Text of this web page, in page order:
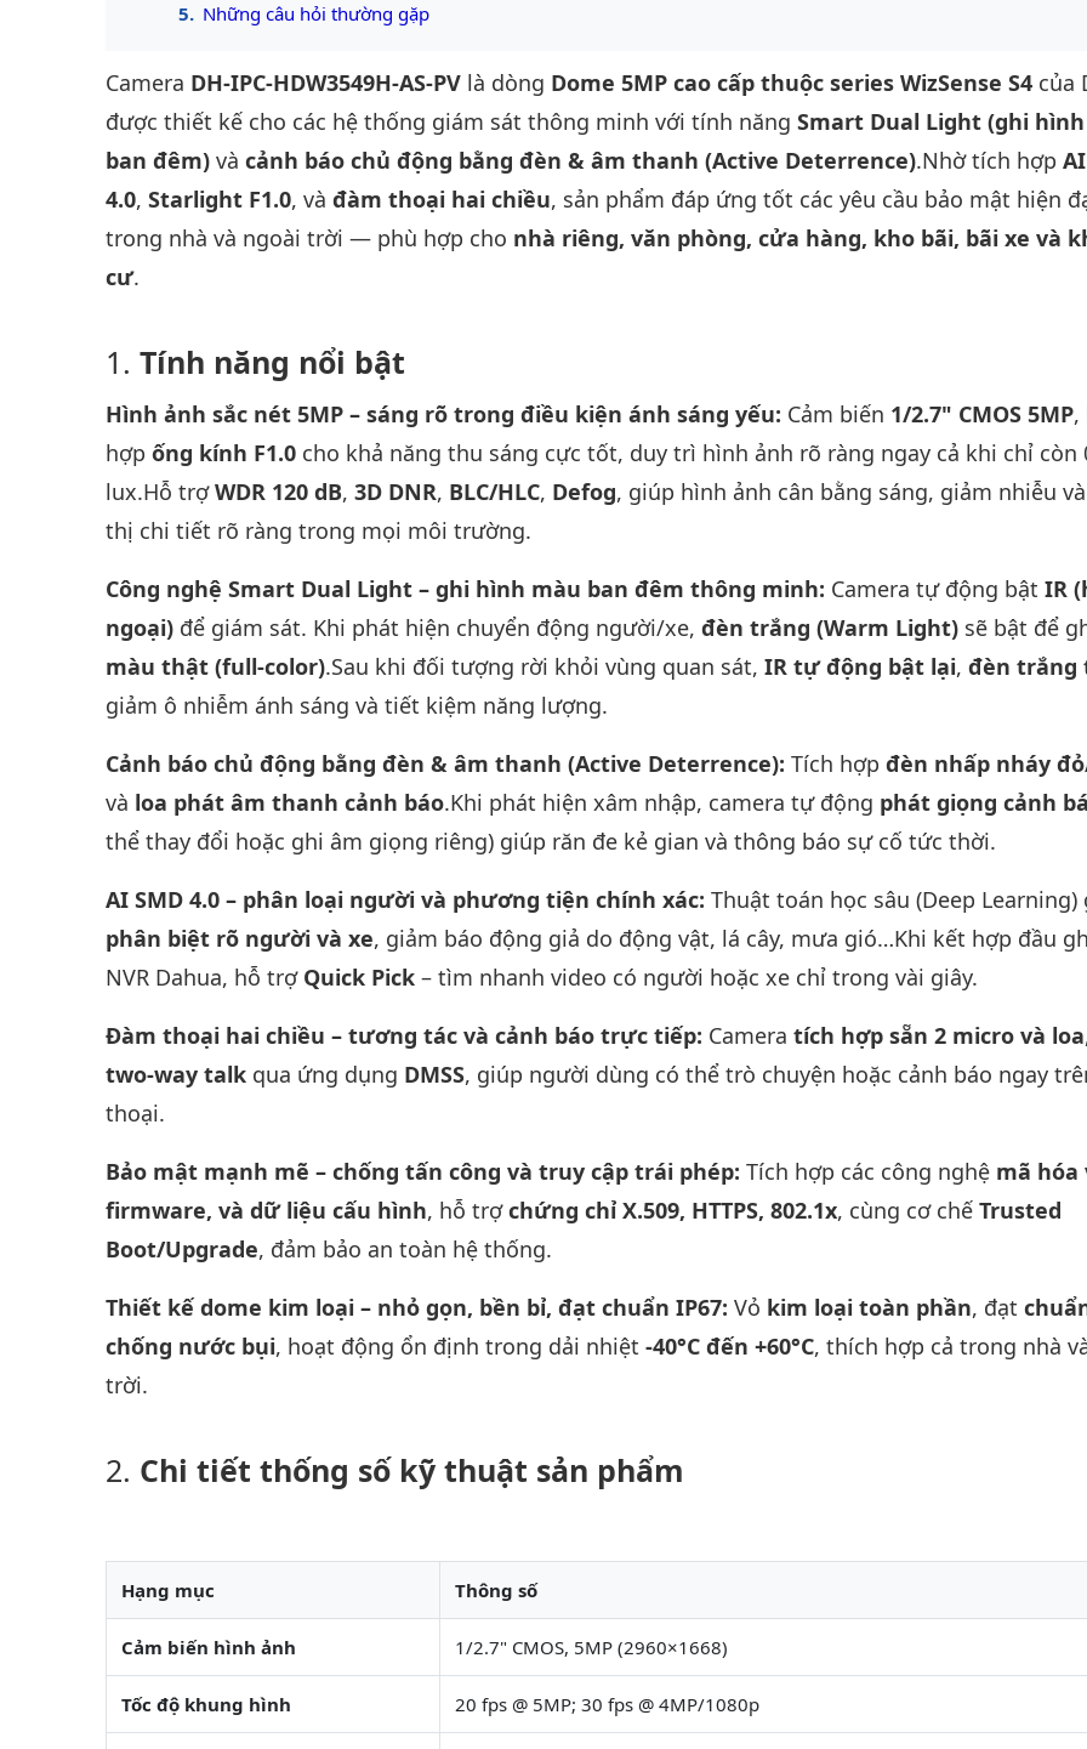
Những câu hỏi thường gặp
Camera DH-IPC-HDW3549H-AS-PV là dòng Dome 5MP cao cấp thuộc series WizSense S4 của
được thiết kế cho các hệ thống giám sát thông minh với tính năng Smart Dual Light (ghi
ban đêm) và cảnh báo chủ động bằng đèn & âm thanh (Active Deterrence).Nhờ tích hợp
4.0, Starlight F1.0, và đàm thoại hai chiều, sản phẩm đáp ứng tốt các yêu cầu bảo mật hiện
trong nhà và ngoài trời — phù hợp cho nhà riêng, văn phòng, cửa hàng, kho bãi, bãi xe và
cư.
Tính năng nổi bật
Hình ảnh sắc nét 5MP – sáng rõ trong điều kiện ánh sáng yếu: Cảm biến 1/2.7" CMOS 5MP,
hợp ống kính F1.0 cho khả năng thu sáng cực tốt, duy trì hình ảnh rõ ràng ngay cả khi chỉ còn
lux.Hỗ trợWDR 120 dB, 3D DNR, BLC/HLC, Defog, giúp hình ảnh cân bằng sáng, giảm nhiễu
thị chi tiết rõ ràng trong mọi môi trường.
Công nghệ Smart Dual Light – ghi hình màu ban đêm thông minh: Camera tự động bật IR
ngoại) để giám sát. Khi phát hiện chuyển động người/xe, đèn trắng (Warm Light) sẽ bật để
màu thật (full-color).Sau khi đối tượng rời khỏi vùng quan sát, IR tự động bật lại, đèn trắng
giảm ô nhiễm ánh sáng và tiết kiệm năng lượng.
Cảnh báo chủ động bằng đèn & âm thanh (Active Deterrence): Tích hợp đèn nhấp nháy
và loa phát âm thanh cảnh báo.Khi phát hiện xâm nhập, camera tự động phát giọng cảnh
thể thay đổi hoặc ghi âm giọng riêng) giúp răn đe kẻ gian và thông báo sự cố tức thời.
AI SMD 4.0 – phân loại người và phương tiện chính xác: Thuật toán học sâu (Deep Learning)
phân biệt rõ người và xe, giảm báo động giả do động vật, lá cây, mưa gió…Khi kết hợp đầu
NVR Dahua, hỗ trợ Quick Pick – tìm nhanh video có người hoặc xe chỉ trong vài giây.
Đàm thoại hai chiều – tương tác và cảnh báo trực tiếp: Camera tích hợp sẵn 2 micro và loa
two-way talk qua ứng dụng DMSS, giúp người dùng có thể trò chuyện hoặc cảnh báo ngay
thoại.
Bảo mật mạnh mẽ – chống tấn công và truy cập trái phép: Tích hợp các công nghệ mã hóa
firmware, và dữ liệu cấu hình, hỗ trợchứng chỉ X.509, HTTPS, 802.1x, cùng cơ chế Trusted
Boot/Upgrade, đảm bảo an toàn hệ thống.
Thiết kế dome kim loại – nhỏ gọn, bền bỉ, đạt chuẩn IP67: Vỏ kim loại toàn phần, đạt
chống nước bụi, hoạt động ổn định trong dải nhiệt -40°C đến +60°C, thích hợp cả trong nhà
trời.
Chi tiết thống số kỹ thuật sản phẩm
Hạng mục Thông số
Cảm biến hình ảnh 1/2.7" CMOS, 5MP (2960×1668)
Tốc độ khung hình 20 fps @ 5MP; 30 fps @ 4MP/1080p